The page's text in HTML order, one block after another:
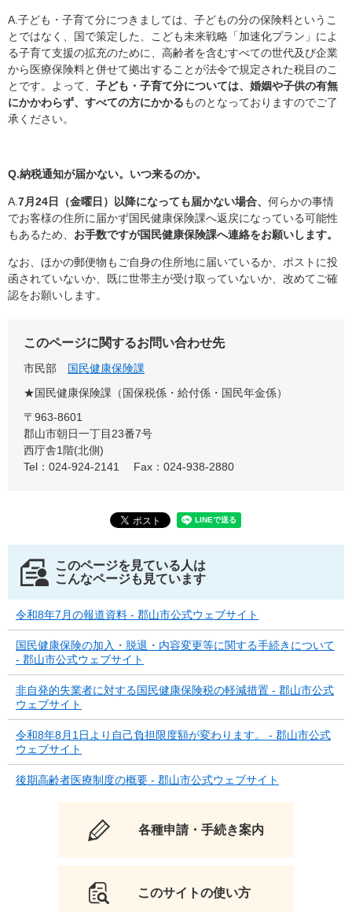
A.子ども・子育て分につきましては、子どもの分の保険料というこ
とではなく、国で策定した、こども未来戦略「加速化プラン」によ
る子育て支援の拡充のために、高齢者を含むすべての世代及び企業
から医療保険料と併せて拠出することが法令で規定された税目のこ
とです。よって、 子ども・子育て分については、婚姻や子供の有無
にかかわらず、すべての方にかかるものとなっておりますのでご了
承ください。
Q.納税通知が届かない。いつ来るのか。
A.7月24日（金曜日）以降になっても届かない場合、 何らかの事情
でお客様の住所に届かず国民健康保険課へ返戻になっている可能性
もあるため、​ お手数ですが国民健康保険課へ連絡をお願いします。
なお、ほかの郵便物もご自身の住所地に届いているか、ポストに投
函されていないか、既に世帯主が受け取っていないか、改めてご確
認をお願いします。
このページに関するお問い合わせ先
市民部
国民健康保険課
★国民健康保険課（国保税係・給付係・国民年金係）
〒963-8601
郡山市朝日一丁目23番7号
西庁舎1階(北側)
Tel：024-924-2141
Fax：024-938-2880
このページを見ている人は
こんなページも見ています
令和8年7月の報道資料 - 郡山市公式ウェブサイト
国民健康保険の加入・脱退・内容変更等に関する手続きについて
- 郡山市公式ウェブサイト
非自発的失業者に対する国民健康保険税の軽減措置 - 郡山市公式
ウェブサイト
令和8年8月1日より自己負担限度額が変わります。 - 郡山市公式
ウェブサイト
後期高齢者医療制度の概要 - 郡山市公式ウェブサイト
各種申請・手続き案内
このサイトの使い方